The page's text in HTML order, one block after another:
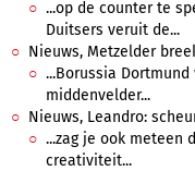
...op de counter te
Duitsers veruit de...
Nieuws, Metzelder
...Borussia
middenvelder...
Nieuws, Leandro:
...zag je ook meteen
creativiteit...